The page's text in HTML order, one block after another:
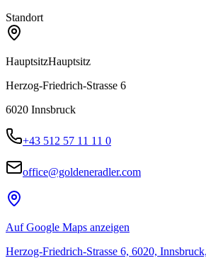
Standort
HauptsitzHauptsitz
Herzog-Friedrich-Strasse 6
6020 Innsbruck
+43 512 57 11 11 0
office@goldeneradler.com
Auf Google Maps anzeigen
Herzog-Friedrich-Strasse 6, 6020,